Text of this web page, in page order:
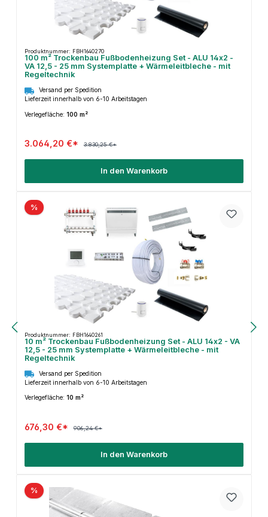
Produktnummer: FBH1640270
100 m² Trockenbau Fußbodenheizung Set - ALU 14x2 -
VA 12,5 - 25 mm Systemplatte + Wärmeleitbleche - mit
Regeltechnik
Versand per Spedition
Lieferzeit innerhalb von 6-10 Arbeitstagen
Verlegefläche: 100 m²
3.064,20 €* 3.830,25 €*
In den Warenkorb
%
Produktnummer: FBH1640261
10 m² Trockenbau Fußbodenheizung Set - ALU 14x2 - VA
12,5 - 25 mm Systemplatte + Wärmeleitbleche - mit
Regeltechnik
Versand per Spedition
Lieferzeit innerhalb von 6-10 Arbeitstagen
Verlegefläche: 10 m²
676,30 €* 906,24 €*
In den Warenkorb
%